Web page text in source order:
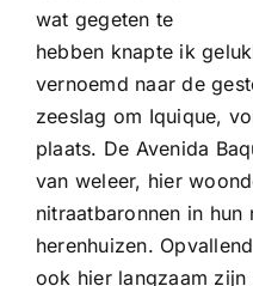
wat gegeten te
hebben knapte ik
vernoemd naar de
zeeslag om Iquique,
plaats. De Avenida
van weleer, hier
nitraatbaronnen in
herenhuizen.
ook hier langzaam